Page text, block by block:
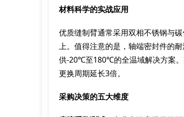
材料科学的实战应用
优质缝制臂通常采用双相不锈钢与
上。值得注意的是，轴端密封件的
供-20℃至180℃的全温域解决方案。
更换周期延长3倍。
采购决策的五大维度